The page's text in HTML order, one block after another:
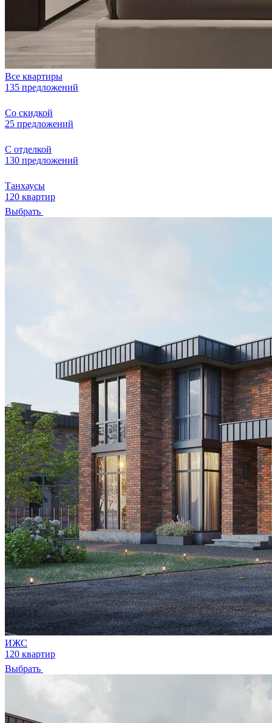
Все квартиры
135 предложений
Со скидкой
25 предложений
С отделкой
130 предложений
Танхаусы
120 квартир
Выбрать
ИЖС
120 квартир
Выбрать